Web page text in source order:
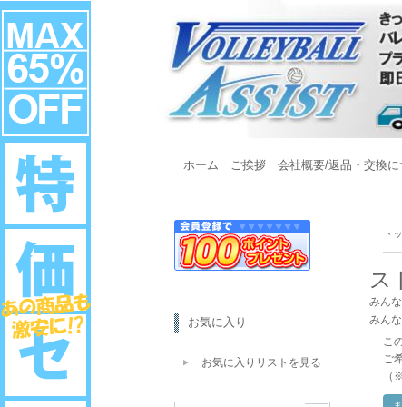
ホーム ご挨拶 会社概要/返品・交換に
ト
ス
みん
みん
こ
ご
（
お気に入り
お気に入りリストを見る